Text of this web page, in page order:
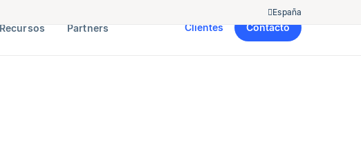
España
Recursos Partners Clientes Contacto